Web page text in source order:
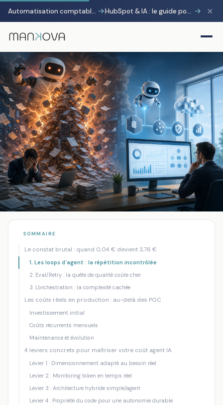
Automatisation comptable avec Pennylane : transformer la charge administrative en avantage stratégique → HubSpot & IA : le guide pour gagner 10 heures par semaine → ×
Accueil/ Blog/Agent IA en entreprise : pourquoi la facture peut...
ROI INTELLIGENCE ARTIFICIELLE COÛT AGENT IA
Agent IA en entreprise : pourquoi la
facture peut exploser de 1 à 100 (et
comment la maîtriser avant le premier
déploiement)
Mankova Consulting·24 juin 2026
SOMMAIRE
Le constat brutal : quand 0,04 € devient 3,76 €
1. Les loops d'agent : la répétition incontrôlée
2. Eval/Retry : la quête de qualité coûte cher
3. L'orchestration : la complexité cachée
Les coûts réels en production : au-delà des POC
Investissement initial
Coûts récurrents mensuels
Maintenance et évolution
4 leviers concrets pour maîtriser votre coût agent IA
Levier 1 : Dimensionnement adapté au besoin réel
Levier 2 : Monitoring token en temps réel
Levier 3 : Architecture hybride simple/agent
Levier 4 : Propriété du code pour une autonomie durable